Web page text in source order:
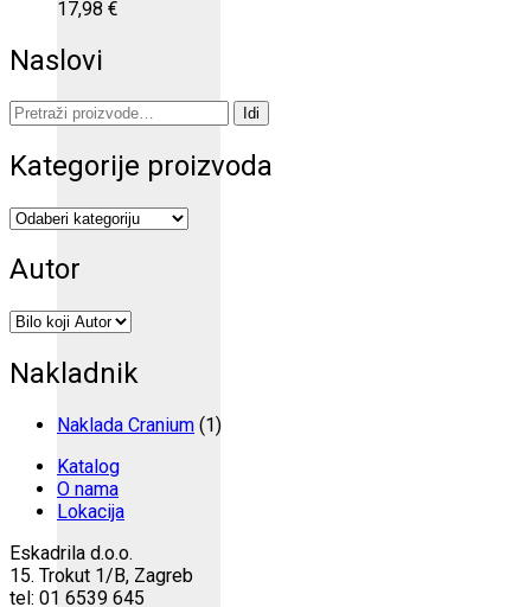
17,98 €
Naslovi
Pretraži: Idi
Kategorije proizvoda
Autor
Nakladnik
Naklada Cranium (1)
Katalog
O nama
Lokacija
Eskadrila d.o.o.
15. Trokut 1/B, Zagreb
tel: 01 6539 645